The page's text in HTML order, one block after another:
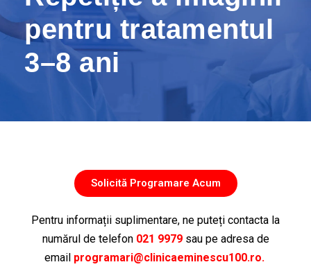
pentru tratamentul
3–8 ani
Solicită Programare Acum
Pentru informații suplimentare, ne puteți contacta la
numărul de telefon 021 9979sau pe adresa de
email programari@clinicaeminescu100.ro.